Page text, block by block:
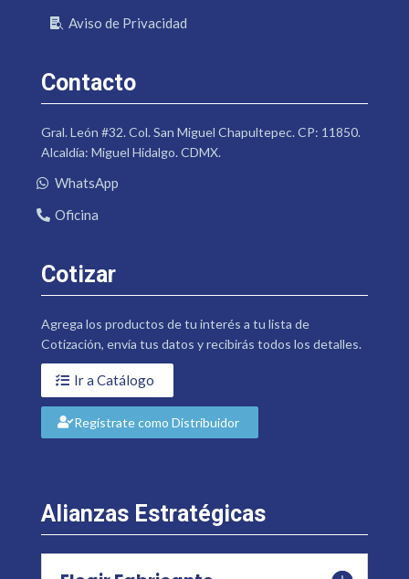
Aviso de Privacidad
Contacto
Gral. León #32. Col. San Miguel Chapultepec. CP: 11850.
Alcaldía: Miguel Hidalgo. CDMX.
WhatsApp
Oficina
Cotizar
Agrega los productos de tu interés a tu lista de
Cotización, envía tus datos y recibirás todos los detalles.
Ir a Catálogo
Regístrate como Distribuidor
Alianzas Estratégicas